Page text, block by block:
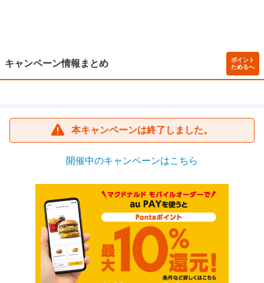
キャンペーン情報まとめ
ポイント
ためるへ
本キャンペーンは終了しました。
開催中のキャンペーンはこちら